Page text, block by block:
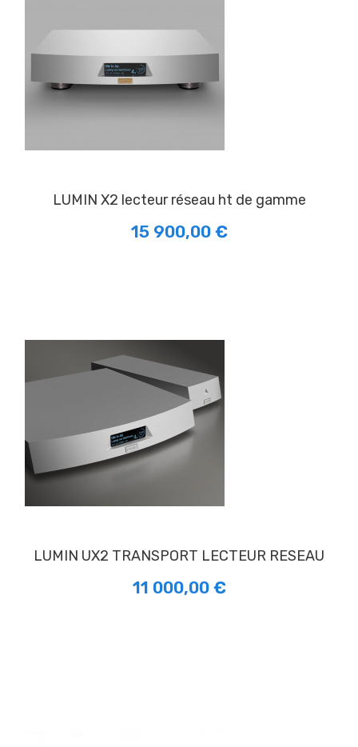
LUMIN X2 lecteur réseau ht de gamme
15 900,00 €
LUMIN UX2 TRANSPORT LECTEUR RESEAU
11 000,00 €